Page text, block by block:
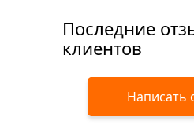
Последние
клиентов
Написать